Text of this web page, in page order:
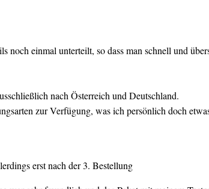
noch einmal unterteilt, so dass man schnell und
nach Österreich und Deutschland.
zur Verfügung, was ich persönlich doch
erst nach der 3. Bestellung